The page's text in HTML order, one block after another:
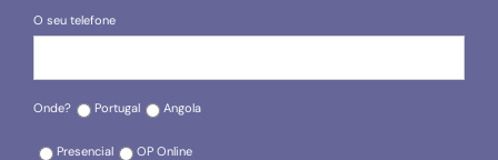
O seu telefone
Onde? Portugal Angola
Presencial OP Online